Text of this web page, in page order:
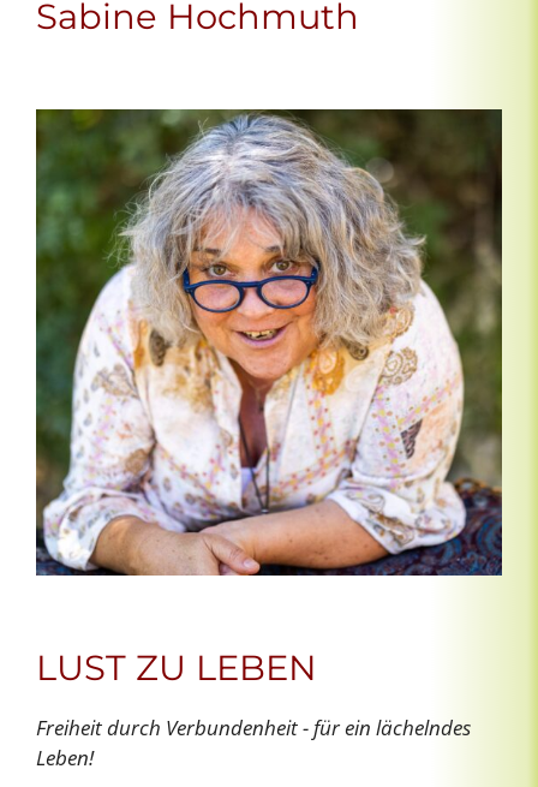
Sabine Hochmuth
LUST ZU LEBEN
Freiheit durch Verbundenheit - für ein lächelndes
Leben!